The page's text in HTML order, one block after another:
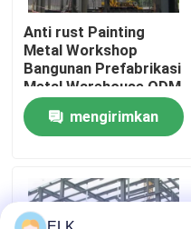
Berita
Kasus-kasus
Gudang Struktur Baja
Anti rust Painting
Metal Workshop
Bangunan Prefabrikasi
Metal Warehouse ODM
mengirimkan